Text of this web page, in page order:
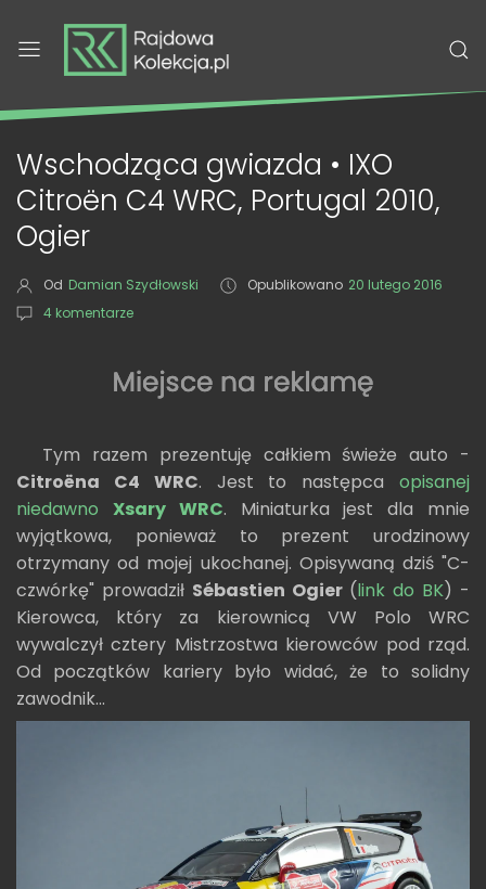
Wschodząca gwiazda • IXO
Citroën C4 WRC, Portugal 2010,
Ogier
Od Damian Szydłowski Opublikowano 20 lutego 2016
4 komentarze
Tym razem prezentuję całkiem świeże auto -
Citroëna C4 WRC. Jest to następcaopisanej
niedawno Xsary WRC. Miniaturka jest dla mnie
wyjątkowa, ponieważ to prezent urodzinowy
otrzymany od mojej ukochanej. Opisywaną dziś "C-
czwórkę" prowadził Sébastien Ogier(link do BK) -
Kierowca, który za kierownicą VW Polo WRC
wywalczył cztery Mistrzostwa kierowców pod rząd.
Od początków kariery było widać, że to solidny
zawodnik...